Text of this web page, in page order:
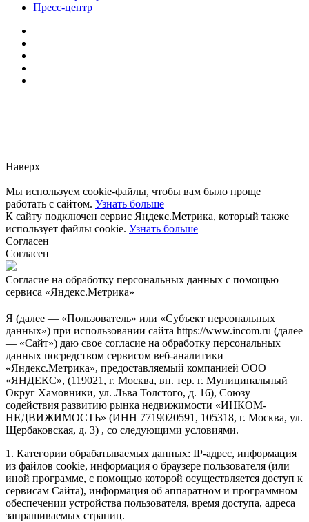
Пресс-центр
Наверх
Мы используем cookie-файлы, чтобы вам было проще
работать с сайтом. Узнать больше
К сайту подключен сервис Яндекс.Метрика, который также
использует файлы cookie. Узнать больше
Согласен
Согласен
Согласие на обработку персональных данных с помощью
сервиса «Яндекс.Метрика»
Я (далее — «Пользователь» или «Субъект персональных
данных») при использовании сайта https://www.incom.ru (далее
— «Сайт») даю свое согласие на обработку персональных
данных посредством сервисом веб-аналитики
«Яндекс.Метрика», предоставляемый компанией ООО
«ЯНДЕКС», (119021, г. Москва, вн. тер. г. Муниципальный
Округ Хамовники, ул. Льва Толстого, д. 16), Союзу
содействия развитию рынка недвижимости «ИНКОМ-
НЕДВИЖИМОСТЬ» (ИНН 7719020591, 105318, г. Москва, ул.
Щербаковская, д. 3) , со следующими условиями.
1. Категории обрабатываемых данных: IP-адрес, информация
из файлов cookie, информация о браузере пользователя (или
иной программе, с помощью которой осуществляется доступ к
сервисам Сайта), информация об аппаратном и программном
обеспечении устройства пользователя, время доступа, адреса
запрашиваемых страниц.